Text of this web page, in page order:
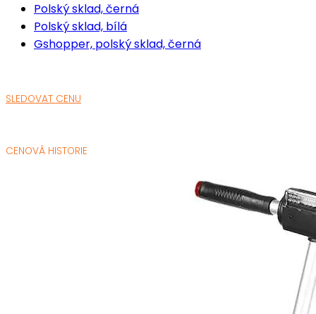
Polský sklad, černá
Polský sklad, bílá
Gshopper, polský sklad, černá
SLEDOVAT CENU
CENOVÁ HISTORIE